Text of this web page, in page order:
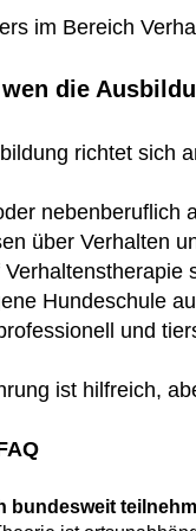
im Bereich
die
richtet sich
nebenberuflich
über Verhalten
Verhaltenstherapie
Hundeschule
und
ist hilfreich,
bundesweit